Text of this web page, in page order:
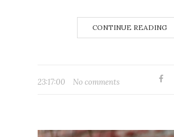
CONTINUE READING
23:17:00 No comments